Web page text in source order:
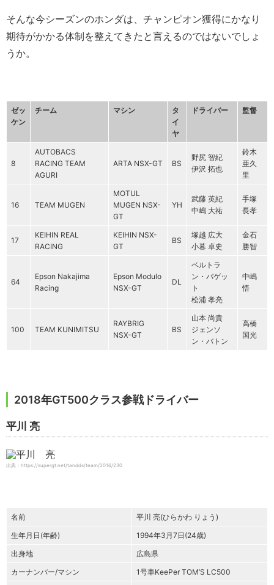
そんな今シーズンのホンダは、チャンピオン獲得にかなり
期待がかかる体制を整えてきたと言えるのではないでしょ
うか。
ゼッ
ケン
チーム マシン
タ
イ
ヤ
ドライバー 監督
8
AUTOBACS
RACING TEAM
AGURI
ARTA NSX-GT BS
野尻 智紀
伊沢 拓也
鈴木
亜久
里
16 TEAM MUGEN
MOTUL
MUGEN NSX-
GT
YH
武藤 英紀
中嶋 大祐
手塚
長孝
17
KEIHIN REAL
RACING
KEIHIN NSX-
GT
BS
塚越 広大
小暮 卓史
金石
勝智
64
Epson Nakajima
Racing
Epson Modulo
NSX-GT
DL
ベルトラ
ン・バゲッ
ト
松浦 孝亮
中嶋
悟
100 TEAM KUNIMITSU
RAYBRIG
NSX-GT
BS
山本 尚貴
ジェンソ
ン・バトン
高橋
国光
2018年GT500クラス参戦ドライバー
平川 亮
出典：https://supergt.net/tandds/team/2016/230
名前
平川 亮(ひらかわ りょう)
生年月日(年齢)
1994年3月7日(24歳)
出身地
広島県
カーナンバー/マシン
1号車KeePer TOM’S LC500